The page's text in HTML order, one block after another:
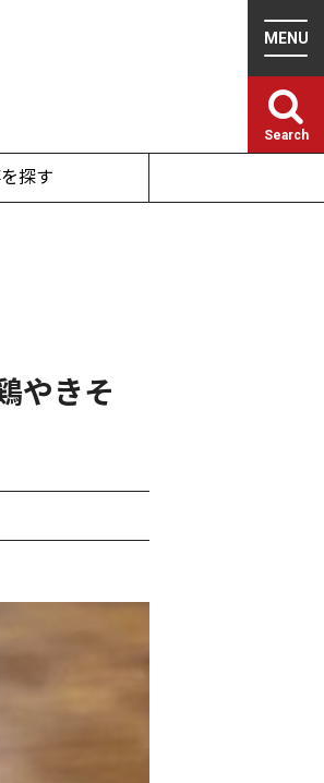
探す
Search
やきそ